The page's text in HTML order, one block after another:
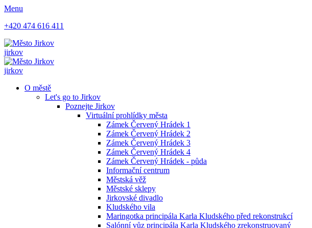
Menu
+420 474 616 411
jirkov
jirkov
O městě
Let's go to Jirkov
Poznejte Jirkov
Virtuální prohlídky města
Zámek Červený Hrádek 1
Zámek Červený Hrádek 2
Zámek Červený Hrádek 3
Zámek Červený Hrádek 4
Zámek Červený Hrádek - půda
Informační centrum
Městská věž
Městské sklepy
Jirkovské divadlo
Kludského vila
Maringotka principála Karla Kludského před rekonstrukcí
Salónní vůz principála Karla Kludského zrekonstruovaný